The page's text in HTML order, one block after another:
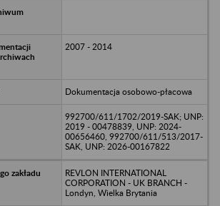
2007 - 2014
Dokumentacja osobowo-płacowa
992700/611/1702/2019-SAK; UNP:
2019 - 00478839, UNP: 2024-
00656460, 992700/611/513/2017-
SAK, UNP: 2026-00167822
REVLON INTERNATIONAL
CORPORATION - UK BRANCH -
Londyn, Wielka Brytania